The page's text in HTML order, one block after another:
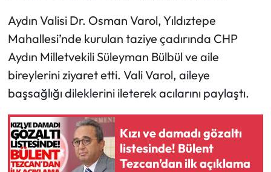
Aydın Valisi Dr. Osman Varol, Yıldıztepe
Mahallesi’nde kurulan taziye çadırında CHP
Aydın Milletvekili Süleyman Bülbül ve aile
bireylerini ziyaret etti. Vali Varol, aileye
başsağlığı dileklerini ileterek acılarını paylaştı.
Kızı ve damadı gözaltı
listesinde! Bülent
Tezcan’dan ilk açıklama